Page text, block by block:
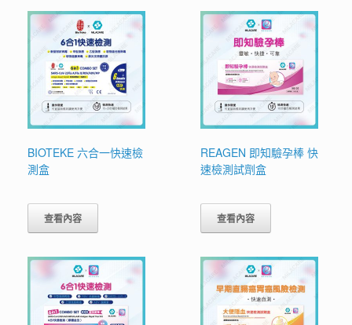
BIOTEKE 六合一快速檢
測盒
查看內容
REAGEN 即知驗孕棒 快
速檢測試劑盒
查看內容